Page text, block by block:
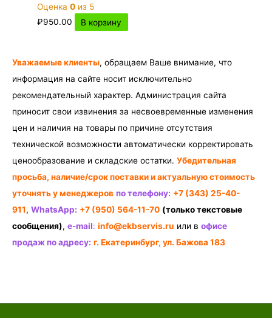
Оценка0 из 5
₽950.00 В корзину
Уважаемые клиенты, обращаем Ваше внимание, что
информация на сайте носит исключительно
рекомендательный характер. Администрация сайта
приносит свои извинения за несвоевременные изменения
цен и наличия на товары по причине отсутствия
технической возможности автоматически корректировать
ценообразование и складские остатки. Убедительная
просьба, наличие/срок поставки и актуальную стоимость
уточнять у менеджеров по телефону: +7 (343) 25-40-
911, WhatsApp: +7 (950) 564-11-70 (только текстовые
сообщения), e-mail: info@ekbservis.ru или в офисе
продаж по адресу: г. Екатеринбург, ул. Бажова 183